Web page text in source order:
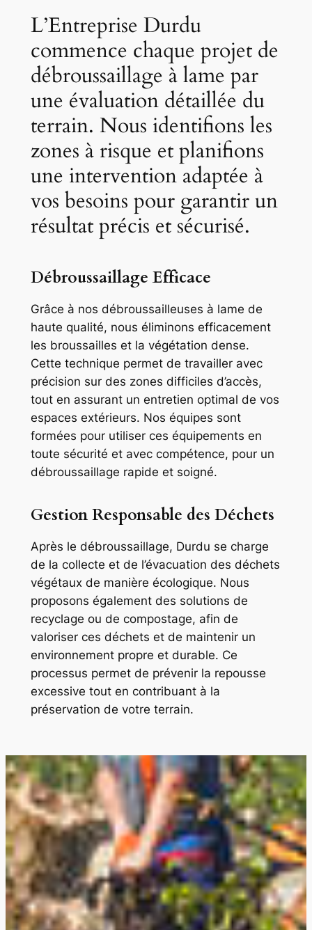
L’Entreprise Durdu
commence chaque projet de
débroussaillage à lame par
une évaluation détaillée du
terrain. Nous identifions les
zones à risque et planifions
une intervention adaptée à
vos besoins pour garantir un
résultat précis et sécurisé.
Débroussaillage Efficace
Grâce à nos débroussailleuses à lame de
haute qualité, nous éliminons efficacement
les broussailles et la végétation dense.
Cette technique permet de travailler avec
précision sur des zones difficiles d’accès,
tout en assurant un entretien optimal de vos
espaces extérieurs. Nos équipes sont
formées pour utiliser ces équipements en
toute sécurité et avec compétence, pour un
débroussaillage rapide et soigné.
Gestion Responsable des Déchets
Après le débroussaillage, Durdu se charge
de la collecte et de l’évacuation des déchets
végétaux de manière écologique. Nous
proposons également des solutions de
recyclage ou de compostage, afin de
valoriser ces déchets et de maintenir un
environnement propre et durable. Ce
processus permet de prévenir la repousse
excessive tout en contribuant à la
préservation de votre terrain.